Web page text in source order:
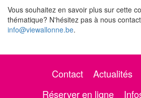
Vous souhaitez en savoir plus sur cette
thématique? N'hésitez pas à nous
info@viewallonne.be.
Contact Actualités
Réserver en ligne